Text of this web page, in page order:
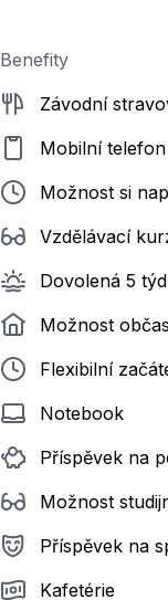
Benefity
Závodní
Mobilní telefon
Možnost si
Vzdělávací
Dovolená 5
Možnost
Flexibilní
Notebook
Příspěvek na
Možnost
Příspěvek na
Kafetérie